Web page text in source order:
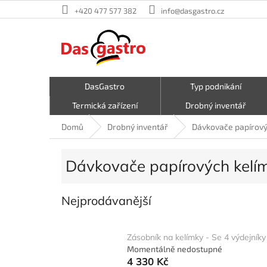
na
+420 477 577 382 info@dasgastro.cz
DasGastro Typ podnikání
Termická zařízení
Drobný inventář
Malé kuchyňské spotřebiče
Kavárna a zmrzlina
Domů Drobný inventář Dávkovače
Dávkovače papírových
Nejprodávanější
Zásobník na kelímky - Se 4 výdejníky
Momentálně nedostupné
4 330 Kč